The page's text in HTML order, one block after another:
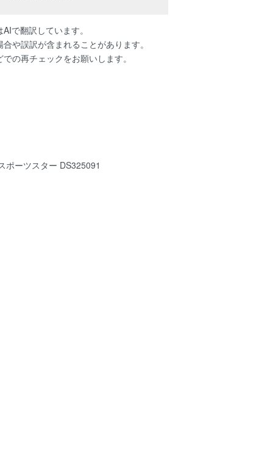
で翻訳しています。
や誤訳が含まれることがあります。
の再チェックをお願いします。
ポーツスター DS325091